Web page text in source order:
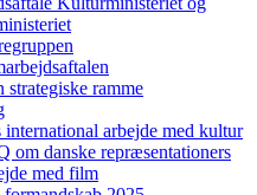
strategiske ramme
international arbejde med kultur
om danske repræsentationers
med film